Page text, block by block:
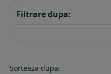
Filtrare dupa:
Sorteaza dupa: